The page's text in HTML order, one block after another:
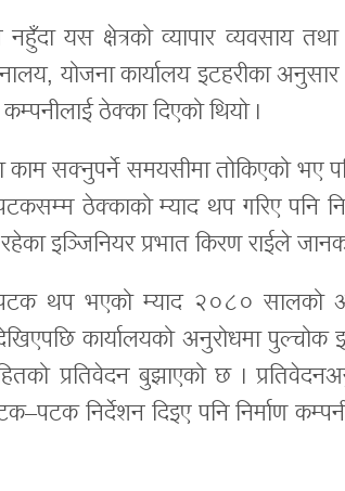
यस क्षेत्रको व्यापार व्यवसाय
योजना कार्यालय इटहरीका
कम्पनीलाई ठेक्का दिएको थियो ।
सक्नुपर्ने समयसीमा तोकिएको भए
ठेक्काको म्याद थप गरिए पनि
इञ्जिनियर प्रभात किरण राईले
थप भएको म्याद २०८० सालको
देखिएपछि कार्यालयको अनुरोधमा
प्रतिवेदन बुझाएको छ ।
निर्देशन दिइए पनि निर्माण